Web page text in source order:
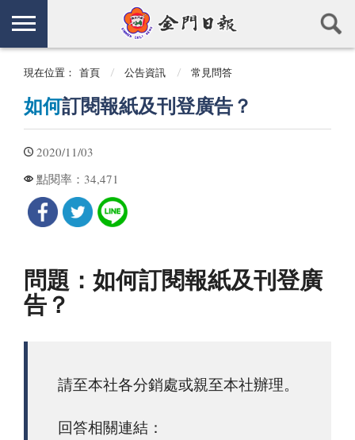
現在位置： 首頁 公告資訊 常見問答
如何訂閱報紙及刊登廣告？
2020/11/03
點閱率： 34,471
問題：如何訂閱報紙及刊登廣
告？
請至本社各分銷處或親至本社辦理。
回答相關連結：